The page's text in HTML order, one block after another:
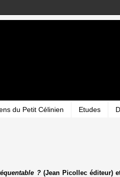
du Petit Célinien Etudes
?(Jean Picollec éditeur)